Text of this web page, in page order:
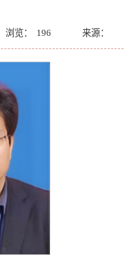
浏览： 196 来源：